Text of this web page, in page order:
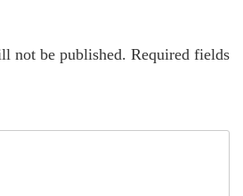
not be published. Required fields